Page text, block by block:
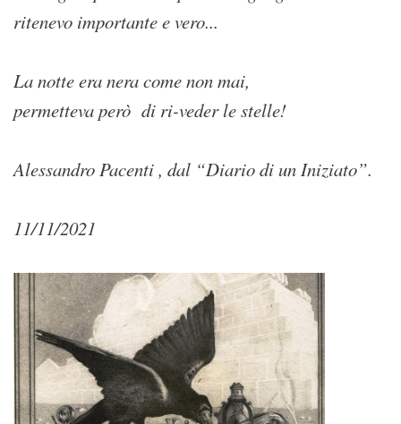
ritenevo importante e vero...
La notte era nera come non mai,
permetteva però di ri-veder le stelle!
Alessandro Pacenti , dal “Diario di un Iniziato”.
11/11/2021